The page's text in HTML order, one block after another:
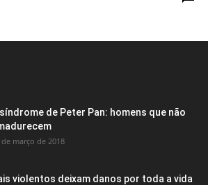
de Peter Pan: homens que não
de março de 2018
violentos deixam danos por toda a vida